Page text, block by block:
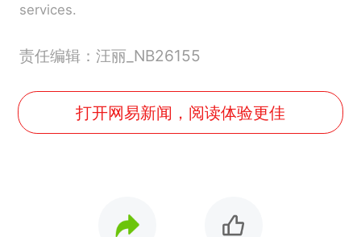
services.
责任编辑：汪丽_NB26155
打开网易新闻，阅读体验更佳